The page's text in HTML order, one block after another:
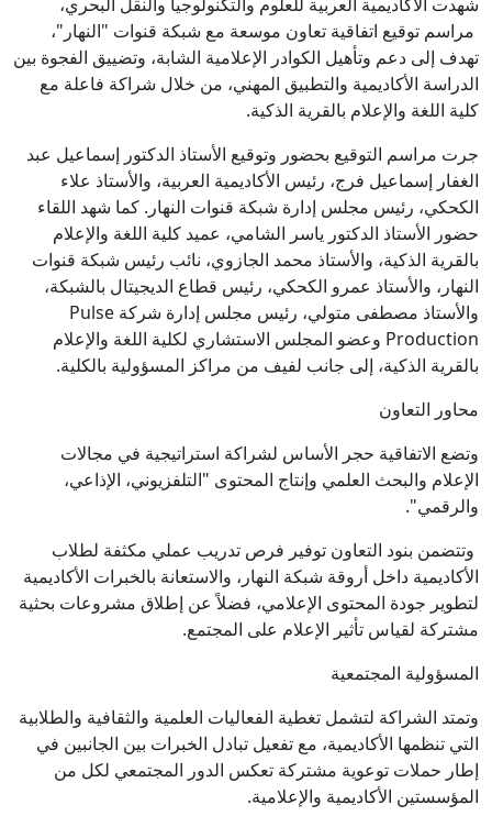
مراسم توقيع اتفاقية تعاون موسعة مع شبكة قنوات "النهار"،
تهدف إلى دعم وتأهيل الكوادر الإعلامية الشابة، وتضييق الفجوة بين
الدراسة الأكاديمية والتطبيق المهني، من خلال شراكة فاعلة مع
كلية اللغة والإعلام بالقرية الذكية.
جرت مراسم التوقيع بحضور وتوقيع الأستاذ الدكتور إسماعيل عبد
الغفار إسماعيل فرج، رئيس الأكاديمية العربية، والأستاذ علاء
الكحكي، رئيس مجلس إدارة شبكة قنوات النهار. كما شهد اللقاء
حضور الأستاذ الدكتور ياسر الشامي، عميد كلية اللغة والإعلام
بالقرية الذكية، والأستاذ محمد الجازوي، نائب رئيس شبكة قنوات
النهار، والأستاذ عمرو الكحكي، رئيس قطاع الديجيتال بالشبكة،
والأستاذ مصطفى متولي، رئيس مجلس إدارة شركة Pulse
Production وعضو المجلس الاستشاري لكلية اللغة والإعلام
بالقرية الذكية، إلى جانب لفيف من مراكز المسؤولية بالكلية.
محاور التعاون
وتضع الاتفاقية حجر الأساس لشراكة استراتيجية في مجالات
الإعلام والبحث العلمي وإنتاج المحتوى "التلفزيوني، الإذاعي،
والرقمي".
وتتضمن بنود التعاون توفير فرص تدريب عملي مكثفة لطلاب
الأكاديمية داخل أروقة شبكة النهار، والاستعانة بالخبرات الأكاديمية
لتطوير جودة المحتوى الإعلامي، فضلاً عن إطلاق مشروعات بحثية
مشتركة لقياس تأثير الإعلام على المجتمع.
المسؤولية المجتمعية
وتمتد الشراكة لتشمل تغطية الفعاليات العلمية والثقافية والطلابية
التي تنظمها الأكاديمية، مع تفعيل تبادل الخبرات بين الجانبين في
إطار حملات توعوية مشتركة تعكس الدور المجتمعي لكل من
المؤسستين الأكاديمية والإعلامية.